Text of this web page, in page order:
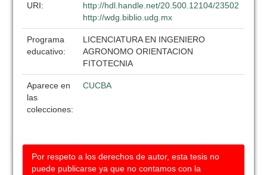
URI:
http://hdl.handle.net/20.500.12104/23502
http://wdg.biblio.udg.mx
Programa
educativo:
LICENCIATURA EN INGENIERO
AGRONOMO ORIENTACION
FITOTECNIA
Aparece en
las
colecciones:
CUCBA
Por respeto a los derechos de autor, esta tesis no
puede publicarse ya que no contamos con la